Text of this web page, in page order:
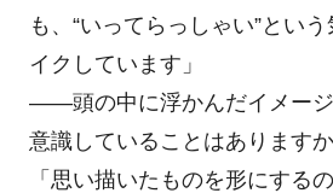
も、“いってらっしゃい”とい
イクしています」
――頭の中に浮かんだイメー
意識していることはありますか
「思い描いたものを形にする